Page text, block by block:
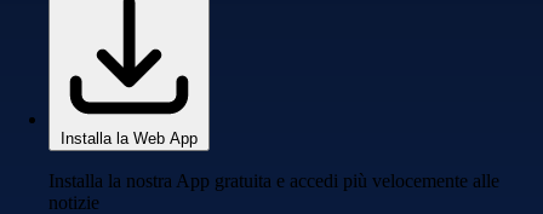
Installa la Web App
Installa la nostra App gratuita e accedi più velocemente alle
notizie